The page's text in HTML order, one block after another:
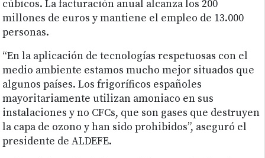
cúbicos. La facturación anual alcanza los 200
millones de euros y mantiene el empleo de 13.000
personas.
“En la aplicación de tecnologías respetuosas con el
medio ambiente estamos mucho mejor situados que
algunos países. Los frigoríficos españoles
mayoritariamente utilizan amoniaco en sus
instalaciones y no CFCs, que son gases que destruyen
la capa de ozono y han sido prohibidos”, aseguró el
presidente de ALDEFE.